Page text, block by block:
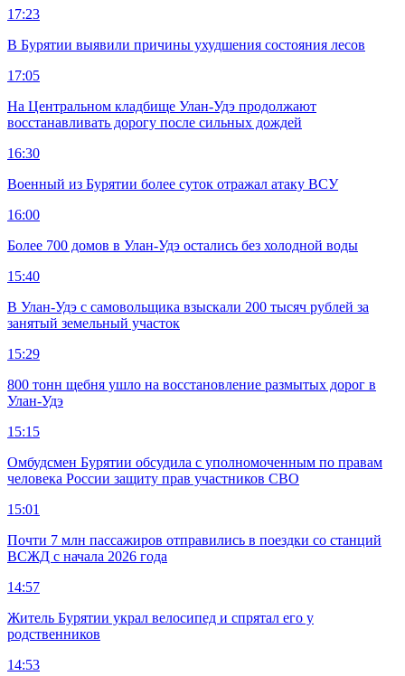
17:23
В Бурятии выявили причины ухудшения состояния лесов
17:05
На Центральном кладбище Улан-Удэ продолжают
восстанавливать дорогу после сильных дождей
16:30
Военный из Бурятии более суток отражал атаку ВСУ
16:00
Более 700 домов в Улан-Удэ остались без холодной воды
15:40
В Улан-Удэ с самовольщика взыскали 200 тысяч рублей за
занятый земельный участок
15:29
800 тонн щебня ушло на восстановление размытых дорог в
Улан-Удэ
15:15
Омбудсмен Бурятии обсудила с уполномоченным по правам
человека России защиту прав участников СВО
15:01
Почти 7 млн пассажиров отправились в поездки со станций
ВСЖД с начала 2026 года
14:57
Житель Бурятии украл велосипед и спрятал его у
родственников
14:53